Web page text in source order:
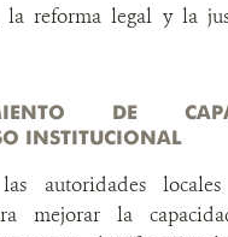
la reforma legal y la
DE
INSTITUCIONAL
autoridades
mejorar la